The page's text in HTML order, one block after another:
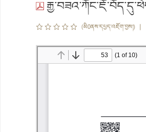
(མི0ནས་དཔྱད་འཇོག་བྱས།)